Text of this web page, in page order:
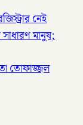
নেই
মানুষ;
তোফাজ্জল